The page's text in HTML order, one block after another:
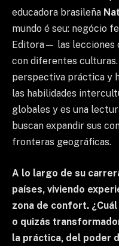
educadora brasileña
mundo é seu: negócio
Editora— las lecciones
con diferentes
perspectiva práctica y
las habilidades
globales y es una
buscan expandir sus
fronteras geográficas.
A lo largo de su
países, viviendo
zona de confort.
o quizás
la práctica, del poder